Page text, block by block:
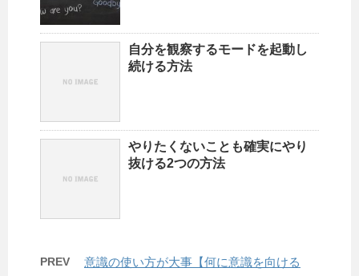
自分を観察するモードを起動し
続ける方法
やりたくないことも確実にやり
抜ける2つの方法
PREV
意識の使い方が大事【何に意識を向ける